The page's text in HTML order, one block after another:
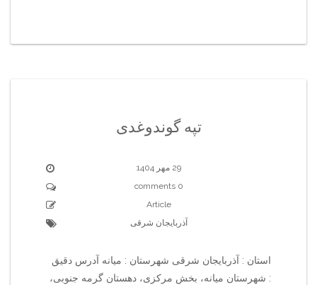
تپه گوندوغدی
29 مهر 1404
0 comments
Article
آذربایجان شرقی
استان : آذربایجان شرقی شهرستان : میانه آدرس دقیق
: شهرستان میانه، بخش مرکزی، دهستان گرمه جنوبی،